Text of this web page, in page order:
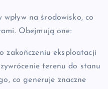
na środowisko, co
Obejmują one:
zakończeniu eksploatacji
terenu do stanu
co generuje znaczne